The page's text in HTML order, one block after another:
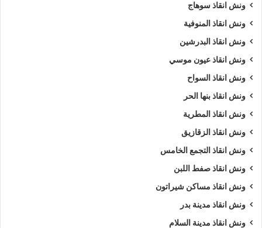
ونش انقاذ سوهاج
ونش انقاذ المنوفية
ونش انقاذ البدرشين
ونش انقاذ عيون موسي
ونش انقاذ السواح
ونش انقاذ بنها الحر
ونش انقاذ المطرية
ونش انقاذ الزقازيق
ونش انقاذ التجمع الخامس
ونش انقاذ صفط اللبن
ونش انقاذ مساكن شيراتون
ونش انقاذ مدينة بدر
ونش انقاذ مدينة السلام